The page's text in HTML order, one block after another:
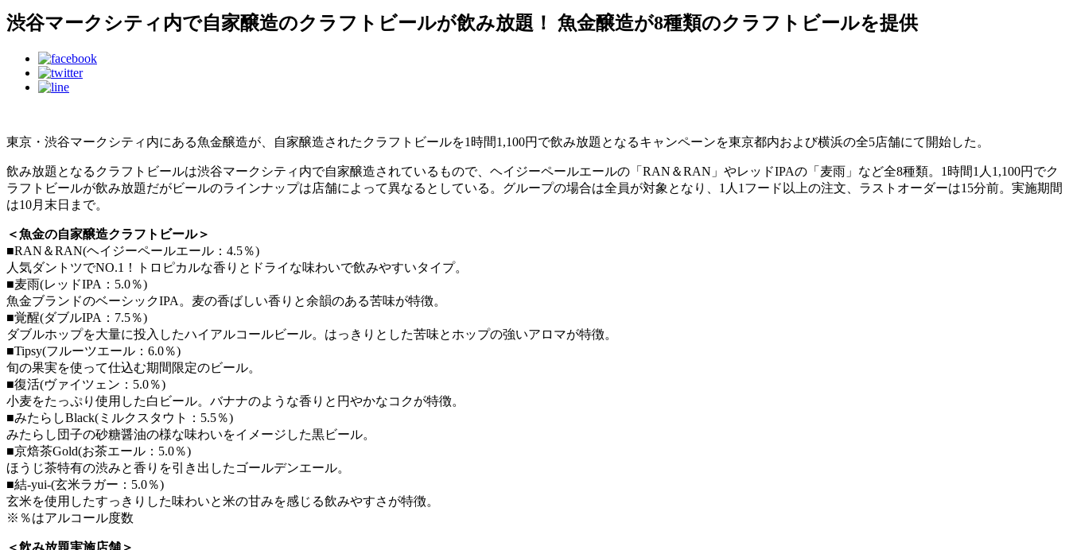
渋谷マークシティ内で自家醸造のクラフトビールが飲み放題！ 魚金醸造が8種類のクラフトビールを提供
東京・渋谷マークシティ内にある魚金醸造が、自家醸造されたクラフトビールを1時間1,100円で飲み放題となるキャンペーンを東京都内および横浜の全5店舗にて開始した。
飲み放題となるクラフトビールは渋谷マークシティ内で自家醸造されているもので、ヘイジーペールエールの「RAN＆RAN」やレッドIPAの「麦雨」など全8種類。1時間1人1,100円でク
ラフトビールが飲み放題だがビールのラインナップは店舗によって異なるとしている。グループの場合は全員が対象となり、1人1フード以上の注文、ラストオーダーは15分前。実施期間
は10月末日まで。
＜魚金の自家醸造クラフトビール＞
■RAN＆RAN(ヘイジーペールエール：4.5％)
人気ダントツでNO.1！トロピカルな香りとドライな味わいで飲みやすいタイプ。
■麦雨(レッドIPA：5.0％)
魚金ブランドのベーシックIPA。麦の香ばしい香りと余韻のある苦味が特徴。
■覚醒(ダブルIPA：7.5％)
ダブルホップを大量に投入したハイアルコールビール。はっきりとした苦味とホップの強いアロマが特徴。
■Tipsy(フルーツエール：6.0％)
旬の果実を使って仕込む期間限定のビール。
■復活(ヴァイツェン：5.0％)
小麦をたっぷり使用した白ビール。バナナのような香りと円やかなコクが特徴。
■みたらしBlack(ミルクスタウト：5.5％)
みたらし団子の砂糖醤油の様な味わいをイメージした黒ビール。
■京焙茶Gold(お茶エール：5.0％)
ほうじ茶特有の渋みと香りを引き出したゴールデンエール。
■結-yui-(玄米ラガー：5.0％)
玄米を使用したすっきりした味わいと米の甘みを感じる飲みやすさが特徴。
※％はアルコール度数